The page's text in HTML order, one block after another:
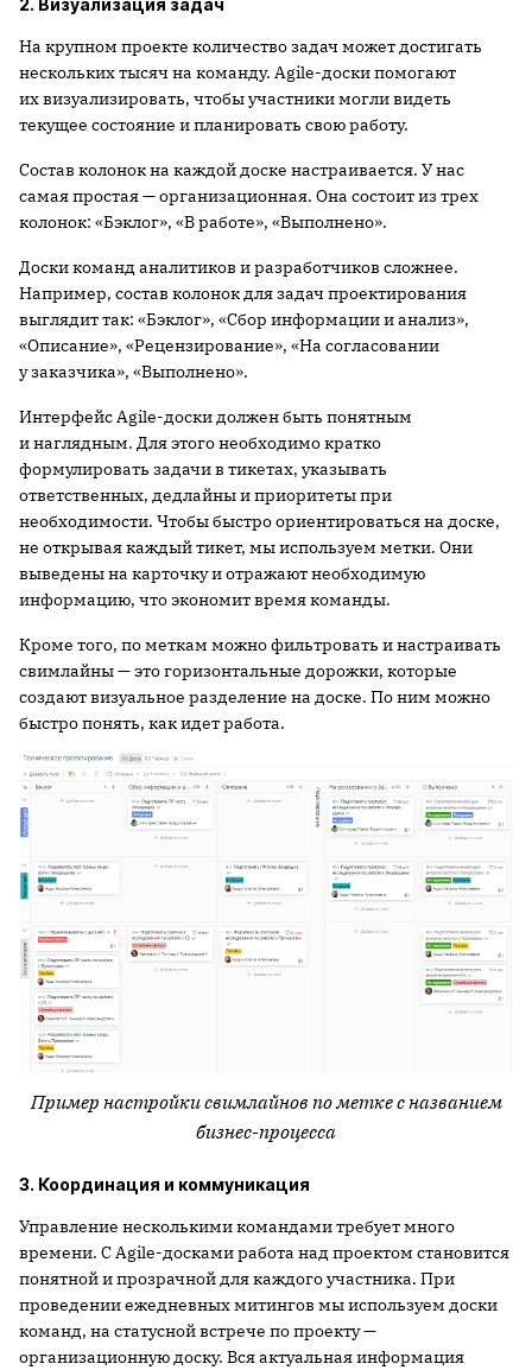
На крупном проекте количество задач может достигать
нескольких тысяч на команду. Agile-доски помогают
их визуализировать, чтобы участники могли видеть
текущее состояние и планировать свою работу.
Состав колонок на каждой доске настраивается. У нас
самая простая — организационная. Она состоит из трех
колонок: «Бэклог», «В работе», «Выполнено».
Доски команд аналитиков и разработчиков сложнее.
Например, состав колонок для задач проектирования
выглядит так: «Бэклог», «Сбор информации и анализ»,
«Описание», «Рецензирование», «На согласовании
у заказчика», «Выполнено».
Интерфейс Agile-доски должен быть понятным
и наглядным. Для этого необходимо кратко
формулировать задачи в тикетах, указывать
ответственных, дедлайны и приоритеты при
необходимости. Чтобы быстро ориентироваться на доске,
не открывая каждый тикет, мы используем метки. Они
выведены на карточку и отражают необходимую
информацию, что экономит время команды.
Кроме того, по меткам можно фильтровать и настраивать
свимлайны — это горизонтальные дорожки, которые
создают визуальное разделение на доске. По ним можно
быстро понять, как идет работа.
Пример настройки свимлайнов по метке с названием
бизнес-процесса
3. Координация и коммуникация
Управление несколькими командами требует много
времени. С Agile-досками работа над проектом становится
понятной и прозрачной для каждого участника. При
проведении ежедневных митингов мы используем доски
команд, на статусной встрече по проекту —
организационную доску. Вся актуальная информация